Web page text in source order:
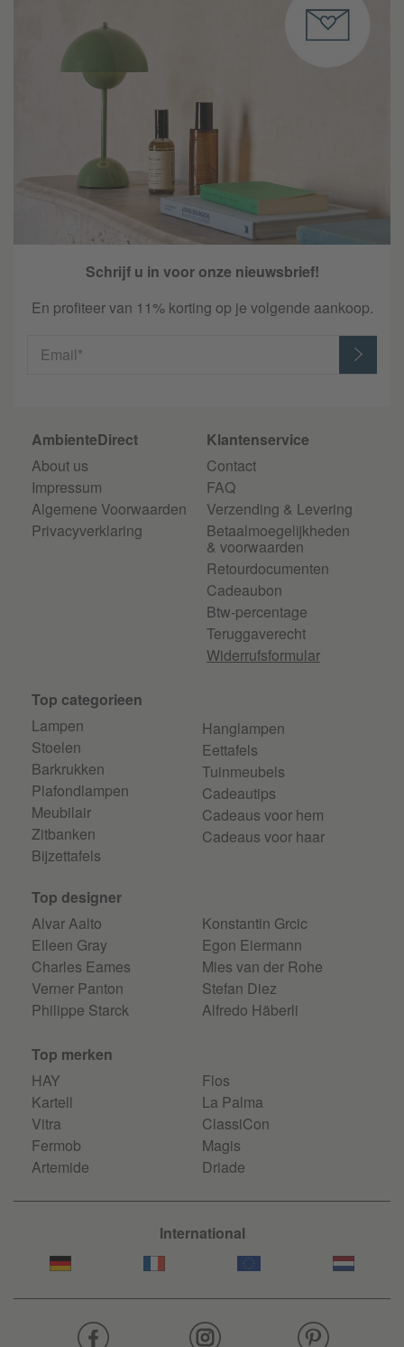
HAY Dogs
HAY Dot
HAY Duo
HAY Élémentaire
HAY Empire
HAY Facet
HAY Factor Linear
HAY Fineline
HAY Flare
HAY Hackney
HAY Host
HAY Indian
HAY Stoelen J
HAY Kofi
HAY Korpus
HAY Linen
HAY Loop
HAY Mags
HAY Matin
HAY Matin Flush Mount
Schrijf u in voor onze nieuwsbrief!
En profiteer van 11% korting op je volgende aankoop.
Email*
AmbienteDirect
About us
Impressum
Algemene Voorwaarden
Privacyverklaring
Klantenservice
Contact
FAQ
Verzending & Levering
Betaalmoegelijkheden
& voorwaarden
Retourdocumenten
Cadeaubon
Btw-percentage
Teruggaverecht
Widerrufsformular
Top categorieen
Lampen
Stoelen
Barkrukken
Plafondlampen
Meubilair
Zitbanken
Bijzettafels
Hanglampen
Eettafels
Tuinmeubels
Cadeautips
Cadeaus voor hem
Cadeaus voor haar
Top designer
Alvar Aalto
Eileen Gray
Charles Eames
Verner Panton
Philippe Starck
Konstantin Grcic
Egon Eiermann
Mies van der Rohe
Stefan Diez
Alfredo Häberli
Top merken
HAY
Kartell
Vitra
Fermob
Artemide
Flos
La Palma
ClassiCon
Magis
Driade
International